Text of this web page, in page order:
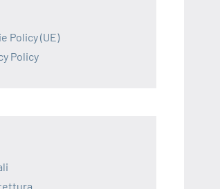
Policy (UE)
Policy